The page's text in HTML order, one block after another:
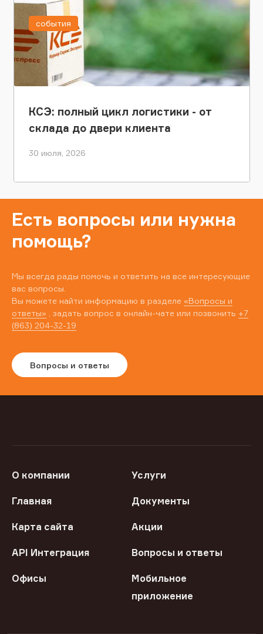
КСЭ: полный цикл логистики - от
склада до двери клиента
30 июля, 2026
события
Есть вопросы или нужна
помощь?
Мы всегда рады помочь и ответить на все интересующие
вас вопросы.
Вы можете найти информацию в разделе «Вопросы и
ответы» , задать вопрос в онлайн-чате или позвонить +7
(863) 204-32-19
Вопросы и ответы
О компании Услуги
Главная Документы
Карта сайта Акции
API Интеграция Вопросы и ответы
Офисы
Мобильное
приложение